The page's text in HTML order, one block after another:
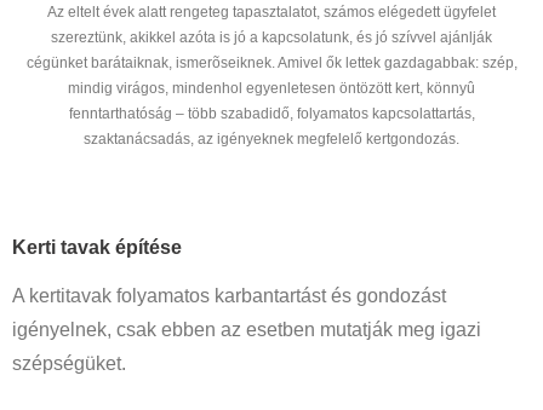
Az eltelt évek alatt rengeteg tapasztalatot, számos elégedett ügyfelet
szereztünk, akikkel azóta is jó a kapcsolatunk, és jó szívvel ajánlják
cégünket barátaiknak, ismerõseiknek. Amivel ők lettek gazdagabbak: szép,
mindig virágos, mindenhol egyenletesen öntözött kert, könnyû
fenntarthatóság – több szabadidő, folyamatos kapcsolattartás,
szaktanácsadás, az igényeknek megfelelő kertgondozás.
Kerti tavak építése
A kertitavak folyamatos karbantartást és gondozást
igényelnek, csak ebben az esetben mutatják meg igazi
szépségüket.